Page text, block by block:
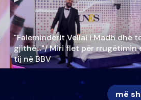
"Faleminderit Vëllai i Madh dhe
gjithë…"/ Miri flet për rrugëtimin
tij në BBV
më